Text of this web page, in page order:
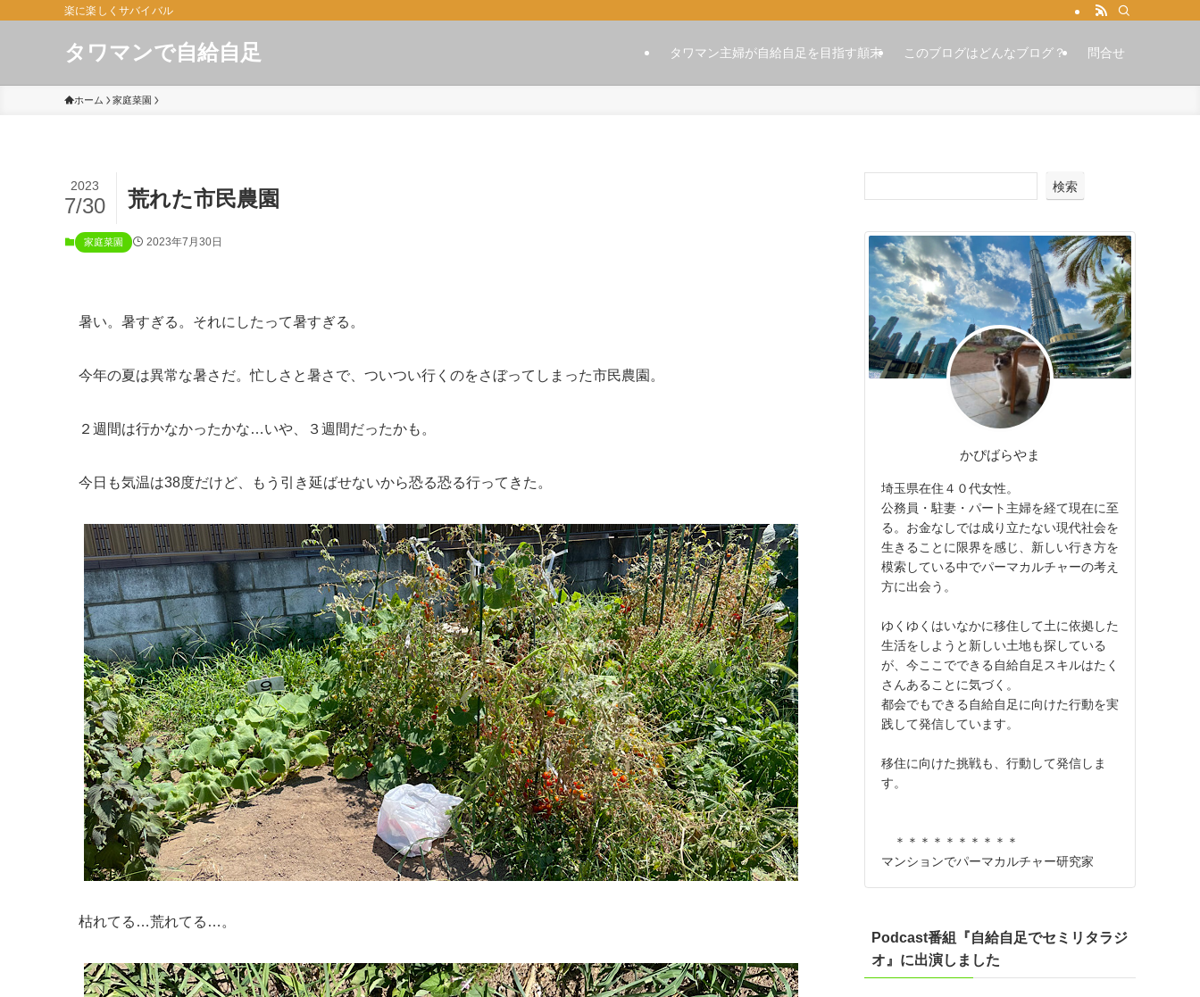
楽に楽しくサバイバル
タワマンで自給自足 タワマン主婦が自給自足を目指す顛末 このブログはどんなブログ？ 問合せ
ホーム 家庭菜園
荒れた市民農園
2023
7/30
家庭菜園 2023年7月30日
暑い。暑すぎる。それにしたって暑すぎる。
今年の夏は異常な暑さだ。忙しさと暑さで、ついつい行くのをさぼってしまった市民農園。
２週間は行かなかったかな…いや、３週間だったかも。
今日も気温は38度だけど、もう引き延ばせないから恐る恐る行ってきた。
枯れてる…荒れてる…。
検索
かぴばらやま
埼玉県在住４０代女性。
公務員・駐妻・パート主婦を経て現在に至
る。お金なしでは成り立たない現代社会を
生きることに限界を感じ、新しい行き方を
模索している中でパーマカルチャーの考え
方に出会う。
ゆくゆくはいなかに移住して土に依拠した
生活をしようと新しい土地も探している
が、今ここでできる自給自足スキルはたく
さんあることに気づく。
都会でもできる自給自足に向けた行動を実
践して発信しています。
移住に向けた挑戦も、行動して発信しま
す。
＊＊＊＊＊＊＊＊＊＊
マンションでパーマカルチャー研究家
Podcast番組『自給自足でセミリタラジ
オ』に出演しました